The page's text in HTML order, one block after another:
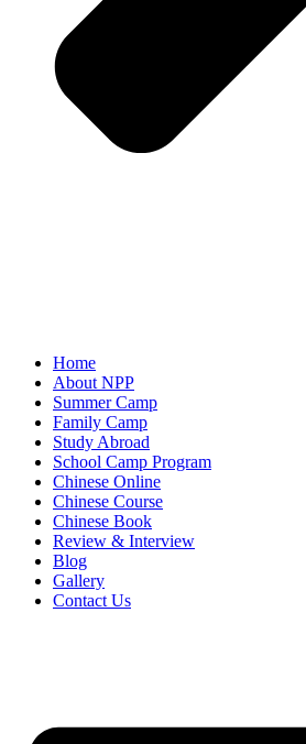
Home
About NPP
Summer Camp
Family Camp
Study Abroad
School Camp Program
Chinese Online
Chinese Course
Chinese Book
Review & Interview
Blog
Gallery
Contact Us